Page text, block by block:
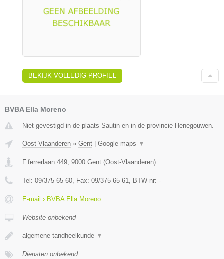
BEKIJK VOLLEDIG PROFIEL
BVBA Ella Moreno
Niet gevestigd in de plaats Sautin en in de provincie Henegouwen.
Oost-Vlaanderen » Gent Google maps ▼
F.ferrerlaan 449, 9000 Gent (Oost-Vlaanderen)
Tel: 09/375 65 60, Fax: 09/375 65 61, BTW-nr: -
E-mail › BVBA Ella Moreno
Website onbekend
algemene tandheelkunde ▼
Diensten onbekend